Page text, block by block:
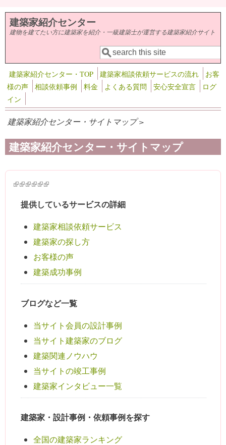
メインコンテンツに移動
建築家紹介センター
建物を建てたい方に建築家を紹介・一級建築士が運営する建築家紹介サイト
検索フォーム
検索
建築家紹介センター・TOP 建築家相談依頼サービスの流れ
お客
様の声
相談依頼事例 料金 よくある質問 安心安全宣言
ログ
イン
建築家紹介センター・サイトマップ >
建築家紹介センター・サイトマップ
(link is external)
(link is external)
(link is external)
(link is external)
(link is external)
(link is external)
提供しているサービスの詳細
建築家相談依頼サービス
建築家の探し方
お客様の声
建築成功事例
ブログなど一覧
当サイト会員の設計事例
当サイト建築家のブログ
建築関連ノウハウ
当サイトの竣工事例
建築家インタビュー一覧
建築家・設計事例・依頼事例を探す
全国の建築家ランキング